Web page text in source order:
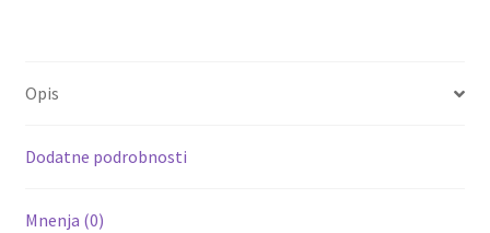
količina
k
Opis
Dodatne podrobnosti
Mnenja (0)